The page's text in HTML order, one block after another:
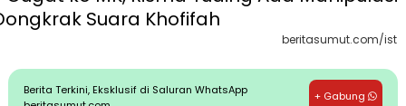
beritasumut.com/ist
Berita Terkini, Eksklusif di Saluran WhatsApp
+ Gabung